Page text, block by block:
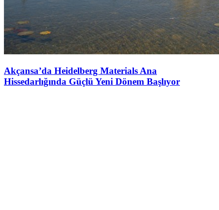
Akçansa’da Heidelberg Materials Ana
Hissedarlığında Güçlü Yeni Dönem Başlıyor